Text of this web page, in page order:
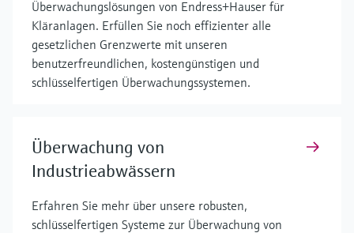
Überwachungslösungen von Endress+Hauser für
Kläranlagen. Erfüllen Sie noch effizienter alle
gesetzlichen Grenzwerte mit unseren
benutzerfreundlichen, kostengünstigen und
schlüsselfertigen Überwachungssystemen.
Überwachung von
Industrieabwässern
Erfahren Sie mehr über unsere robusten,
schlüsselfertigen Systeme zur Überwachung von